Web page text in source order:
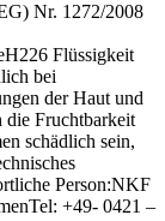
Nr. 1272/2008
Flüssigkeit
bei
der Haut und
die Fruchtbarkeit
schädlich sein,
Person:NKF
+49- 0421 –